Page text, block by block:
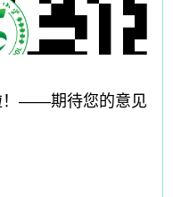
！——期待您的意见